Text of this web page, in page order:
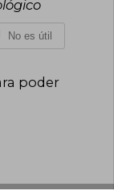
No es útil
poder